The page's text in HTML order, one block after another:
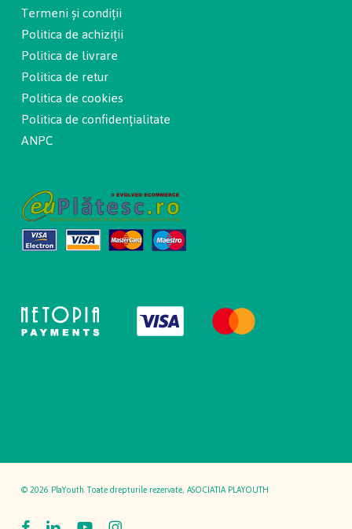
Termeni și condiții
Politica de achiziții
Politica de livrare
Politica de retur
Politica de cookies
Politica de confidențialitate
ANPC
© 2026 PlaYouth. Toate drepturile rezervate, ASOCIATIA PLAYOUTH